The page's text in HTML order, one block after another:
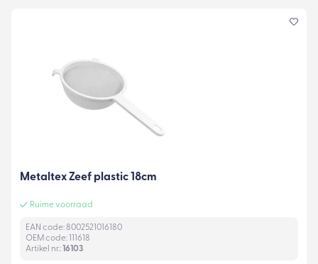
Metaltex Zeef plastic 18cm
Ruime voorraad
EAN code: 8002521016180
OEM code: 111618
Artikel nr.:16103